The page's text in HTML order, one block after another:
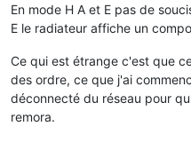
En mode H A et E pas de
E le radiateur affiche un
Ce qui est étrange c'est que
des ordre, ce que j'ai
déconnecté du réseau pour
remora.